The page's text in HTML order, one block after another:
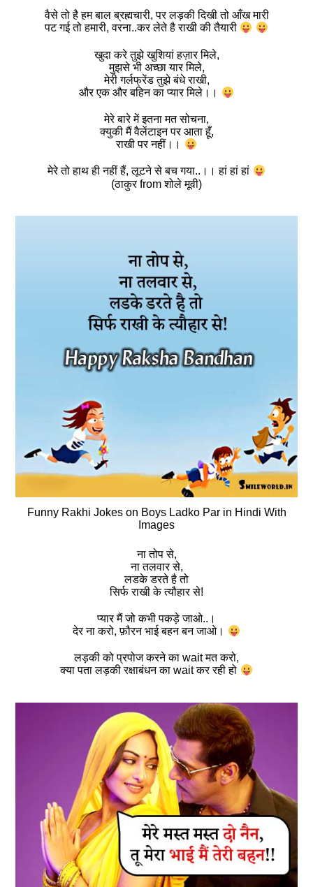
वैसे तो है हम बाल ब्रह्मचारी, पर लड़की दिखी तो आँख मारी
पट गई तो हमारी, वरना..कर लेते है राखी की तैयारी
खुदा करे तुझे खुशियां हज़ार मिले,
मुझसे भी अच्छा यार मिले,
मेरी गर्लफ्रेंड तुझे बंधे राखी,
और एक और बहिन का प्यार मिले।।
मेरे बारे में इतना मत सोचना,
क्युकी मैं वैलेंटाइन पर आता हूँ,
राखी पर नहीं।।
मेरे तो हाथ ही नहीं हैं, लूटने से बच गया..।। हां हां हां
(ठाकुर from शोले मूवी)
Funny Rakhi Jokes on Boys Ladko Par in Hindi With
Images
ना तोप से,
ना तलवार से,
लडके डरते है तो
सिर्फ राखी के त्यौहार से!
प्यार मैं जो कभी पकड़े जाओ..।
देर ना करो, फ़ौरन भाई बहन बन जाओ।
लड़की को प्रपोज करने का wait मत करो,
क्या पता लड़की रक्षाबंधन का wait कर रही हो